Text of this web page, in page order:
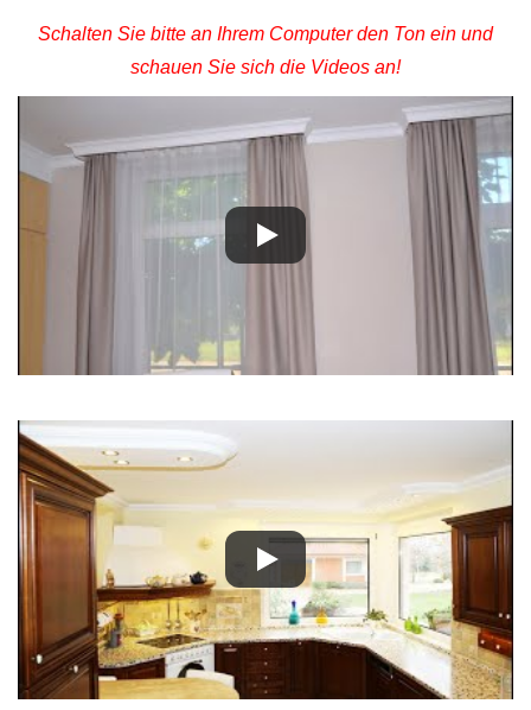
Schalten Sie bitte an Ihrem Computer den Ton ein und
schauen Sie sich die Videos an!